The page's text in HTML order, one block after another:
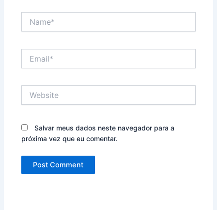
Salvar meus dados neste navegador para a
próxima vez que eu comentar.